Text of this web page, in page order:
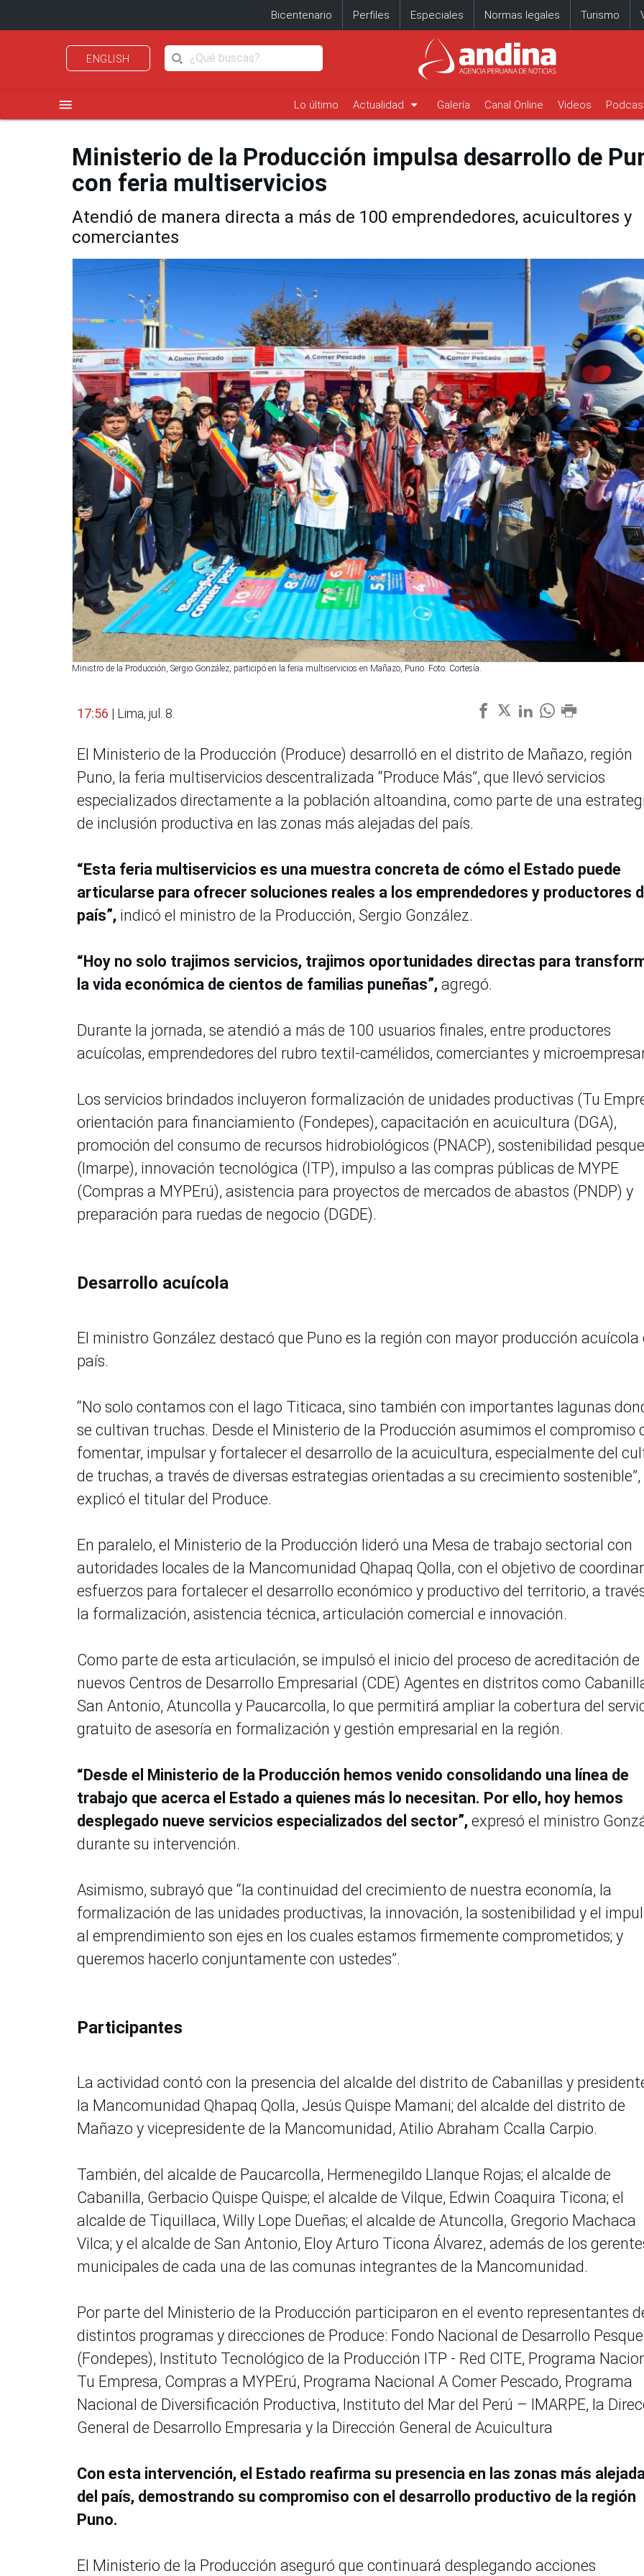
Bicentenario Perfiles Especiales Normas legales Turismo
ENGLISH
menu Lo último Actualidad arrow_drop_down Galería Canal Online Videos
Ministerio de la Producción impulsa desarrollo de
con feria multiservicios
Atendió de manera directa a más de 100 emprendedores, acuicultores y
comerciantes
Ministro de la Producción, Sergio González, participó en la feria multiservicios en Mañazo, Puno. Foto: Cortesía.
17:56 | Lima, jul. 8.
El Ministerio de la Producción (Produce) desarrolló en el distrito de Mañazo, región
Puno, la feria multiservicios descentralizada “Produce Más”, que llevó servicios
especializados directamente a la población altoandina, como parte de una
de inclusión productiva en las zonas más alejadas del país.
“Esta feria multiservicios es una muestra concreta de cómo el Estado puede
articularse para ofrecer soluciones reales a los emprendedores y productores
país”, indicó el ministro de la Producción, Sergio González.
“Hoy no solo trajimos servicios, trajimos oportunidades directas para
la vida económica de cientos de familias puneñas”, agregó.
Durante la jornada, se atendió a más de 100 usuarios finales, entre productores
acuícolas, emprendedores del rubro textil-camélidos, comerciantes y
Los servicios brindados incluyeron formalización de unidades productivas (Tu
orientación para financiamiento (Fondepes), capacitación en acuicultura (DGA),
promoción del consumo de recursos hidrobiológicos (PNACP), sostenibilidad
(Imarpe), innovación tecnológica (ITP), impulso a las compras públicas de MYPE
(Compras a MYPErú), asistencia para proyectos de mercados de abastos (PNDP) y
preparación para ruedas de negocio (DGDE).
Desarrollo acuícola
El ministro González destacó que Puno es la región con mayor producción acuícola
país.
“No solo contamos con el lago Titicaca, sino también con importantes lagunas
se cultivan truchas. Desde el Ministerio de la Producción asumimos el compromiso
fomentar, impulsar y fortalecer el desarrollo de la acuicultura, especialmente del
de truchas, a través de diversas estrategias orientadas a su crecimiento sostenible”,
explicó el titular del Produce.
En paralelo, el Ministerio de la Producción lideró una Mesa de trabajo sectorial con
autoridades locales de la Mancomunidad Qhapaq Qolla, con el objetivo de coordinar
esfuerzos para fortalecer el desarrollo económico y productivo del territorio, a
la formalización, asistencia técnica, articulación comercial e innovación.
Como parte de esta articulación, se impulsó el inicio del proceso de acreditación de
nuevos Centros de Desarrollo Empresarial (CDE) Agentes en distritos como
San Antonio, Atuncolla y Paucarcolla, lo que permitirá ampliar la cobertura del
gratuito de asesoría en formalización y gestión empresarial en la región.
“Desde el Ministerio de la Producción hemos venido consolidando una línea de
trabajo que acerca el Estado a quienes más lo necesitan. Por ello, hoy hemos
desplegado nueve servicios especializados del sector”, expresó el ministro
durante su intervención.
Asimismo, subrayó que “la continuidad del crecimiento de nuestra economía, la
formalización de las unidades productivas, la innovación, la sostenibilidad y el
al emprendimiento son ejes en los cuales estamos firmemente comprometidos; y
queremos hacerlo conjuntamente con ustedes”.
Participantes
La actividad contó con la presencia del alcalde del distrito de Cabanillas y
la Mancomunidad Qhapaq Qolla, Jesús Quispe Mamani; del alcalde del distrito de
Mañazo y vicepresidente de la Mancomunidad, Atilio Abraham Ccalla Carpio.
También, del alcalde de Paucarcolla, Hermenegildo Llanque Rojas; el alcalde de
Cabanilla, Gerbacio Quispe Quispe; el alcalde de Vilque, Edwin Coaquira Ticona; el
alcalde de Tiquillaca, Willy Lope Dueñas; el alcalde de Atuncolla, Gregorio Machaca
Vilca; y el alcalde de San Antonio, Eloy Arturo Ticona Álvarez, además de los
municipales de cada una de las comunas integrantes de la Mancomunidad.
Por parte del Ministerio de la Producción participaron en el evento representantes
distintos programas y direcciones de Produce: Fondo Nacional de Desarrollo
(Fondepes), Instituto Tecnológico de la Producción ITP - Red CITE, Programa
Tu Empresa, Compras a MYPErú, Programa Nacional A Comer Pescado, Programa
Nacional de Diversificación Productiva, Instituto del Mar del Perú – IMARPE, la
General de Desarrollo Empresaria y la Dirección General de Acuicultura
Con esta intervención, el Estado reafirma su presencia en las zonas más
del país, demostrando su compromiso con el desarrollo productivo de la región
Puno.
El Ministerio de la Producción aseguró que continuará desplegando acciones